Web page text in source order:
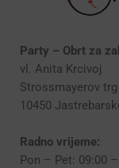
Party – Obrt za
vl. Anita Krcivoj
Strossmayerov trg
10450
Radno vrijeme:
Pon – Pet: 09:00